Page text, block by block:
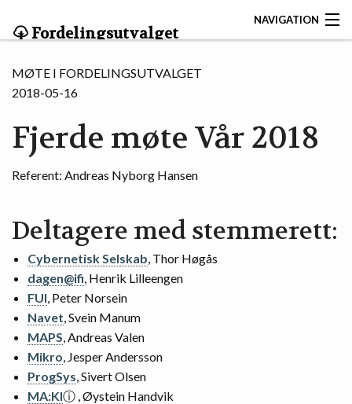
Fordelingsutvalget
NAVIGATION
SØK
KONTAKT OSS
FORDELINGSUTVALGET
DOKUMENTER
MØTE I FORDELINGSUTVALGET
2018-05-16
Fjerde møte Vår 2018
Referent: Andreas Nyborg Hansen
Deltagere med stemmerett:
Cybernetisk Selskab, Thor Høgås
dagen@ifi, Henrik Lilleengen
FUI, Peter Norsein
Navet, Svein Manum
MAPS, Andreas Valen
Mikro, Jesper Andersson
ProgSys, Sivert Olsen
MA:KIⓘ , Øystein Handvik